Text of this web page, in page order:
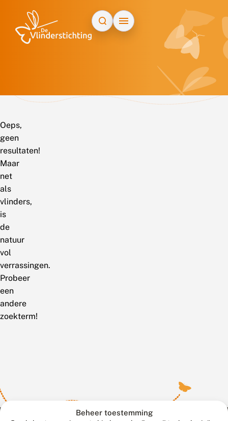
Beheer toestemming
Oeps,
geen
resultaten!
Maar
net
als
vlinders,
is
de
natuur
vol
verrassingen.
Probeer
een
andere
zoekterm!